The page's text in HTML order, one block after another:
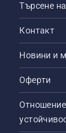
Търсене
Контакт
Новини и
Оферти